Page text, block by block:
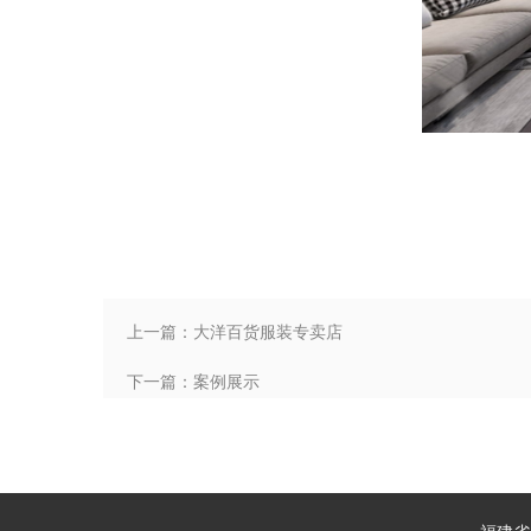
上一篇：大洋百货服装专卖店
下一篇：案例展示